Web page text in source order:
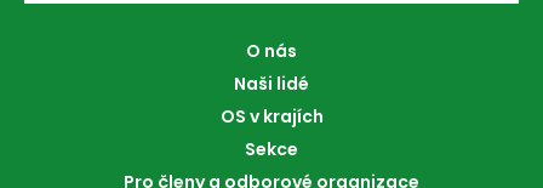
O nás
Naši lidé
OS v krajích
Sekce
Pro členy a odborové organizace